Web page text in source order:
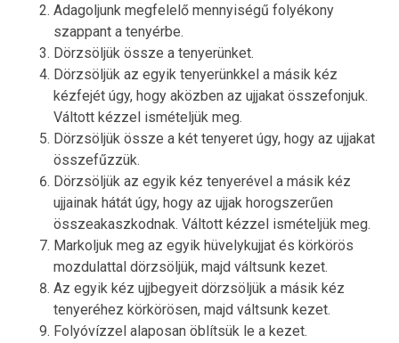
Adagoljunk megfelelő mennyiségű folyékony
szappant a tenyérbe.
Dörzsöljük össze a tenyerünket.
Dörzsöljük az egyik tenyerünkkel a másik kéz
kézfejét úgy, hogy aközben az ujjakat összefonjuk.
Váltott kézzel ismételjük meg.
Dörzsöljük össze a két tenyeret úgy, hogy az ujjakat
összefűzzük.
Dörzsöljük az egyik kéz tenyerével a másik kéz
ujjainak hátát úgy, hogy az ujjak horogszerűen
összeakaszkodnak. Váltott kézzel ismételjük meg.
Markoljuk meg az egyik hüvelykujjat és körkörös
mozdulattal dörzsöljük, majd váltsunk kezet.
Az egyik kéz ujjbegyeit dörzsöljük a másik kéz
tenyeréhez körkörösen, majd váltsunk kezet.
Folyóvízzel alaposan öblítsük le a kezet.